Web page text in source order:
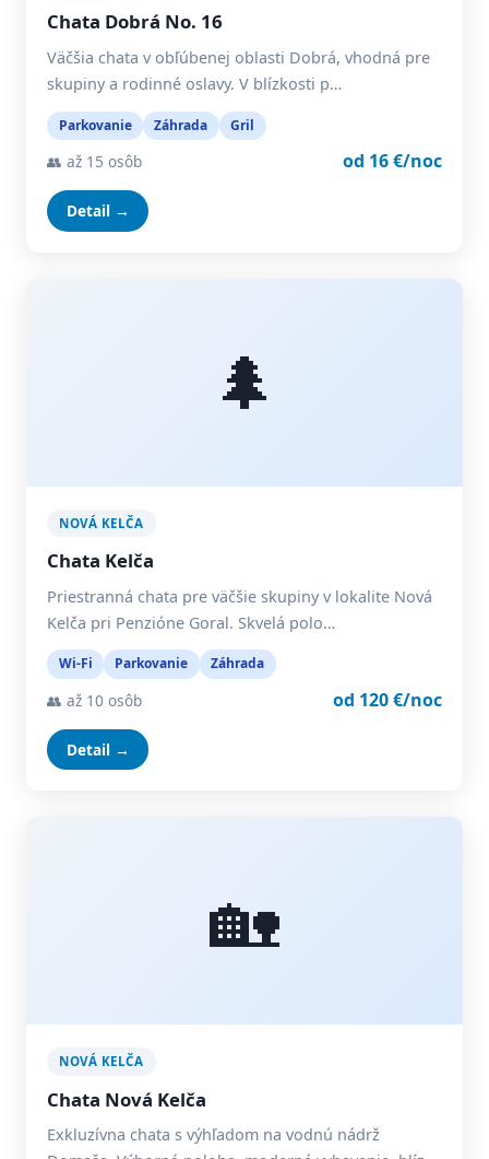
Chata Dobrá No. 16
Väčšia chata v obľúbenej oblasti Dobrá, vhodná pre
skupiny a rodinné oslavy. V blízkosti p…
Parkovanie Záhrada Gril
👥 až 15 osôb od 16 €/noc
Detail →
🌲
NOVÁ KELČA
Chata Kelča
Priestranná chata pre väčšie skupiny v lokalite Nová
Kelča pri Penzióne Goral. Skvelá polo…
Wi-Fi Parkovanie Záhrada
👥 až 10 osôb od 120 €/noc
Detail →
🏡
NOVÁ KELČA
Chata Nová Kelča
Exkluzívna chata s výhľadom na vodnú nádrž